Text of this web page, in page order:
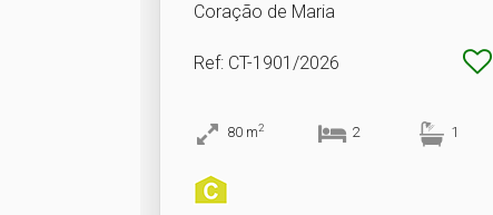
Coração de Maria
Ref: CT-1901/2026
80 m2 2 1